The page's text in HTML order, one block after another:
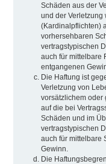
Schäden aus der
und der Verletzung
(Kardinalpflichten)
vorhersehbaren
vertragstypischen
auch für mittelbare
entgangenen
Die Haftung ist
Verletzung von
vorsätzlichem oder
auf die bei
Schäden und im
vertragstypischen
auch für mittelbare
Gewinn.
Die